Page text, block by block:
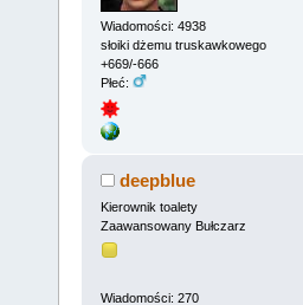
Wiadomości: 4938
słoiki dżemu truskawkowego
+669/-666
Płeć:
deepblue
Kierownik toalety
Zaawansowany Bułczarz
Wiadomości: 270